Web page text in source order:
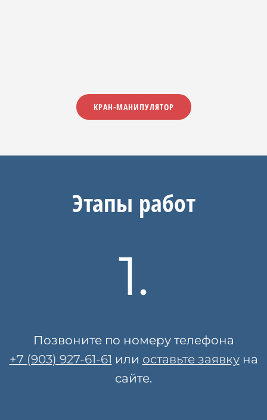
КРАН-МАНИПУЛЯТОР
Этапы работ
1.
Позвоните по номеру телефона
+7 (903) 927-61-61 или оставьте заявку на
сайте.